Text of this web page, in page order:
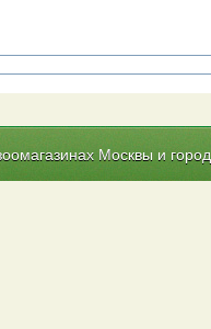
Москвы и